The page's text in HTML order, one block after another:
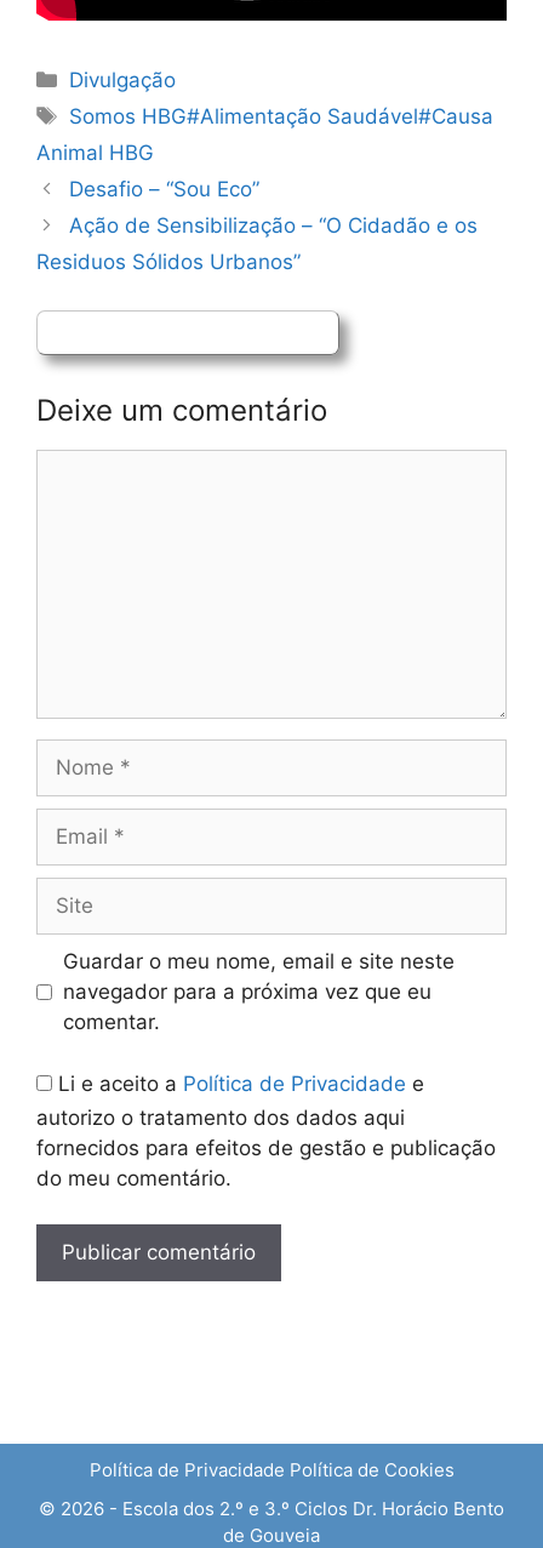
Categorias
Divulgação
Etiquetas
Somos HBG#Alimentação Saudável#Causa
Animal HBG
Navegação
de
artigos
Desafio – “Sou Eco”
Ação de Sensibilização – “O Cidadão e os
Residuos Sólidos Urbanos”
Deixe um comentário
Nome
Email
Site
Guardar o meu nome, email e site neste
navegador para a próxima vez que eu
comentar.
Li e aceito a Política de Privacidade e
autorizo o tratamento dos dados aqui
fornecidos para efeitos de gestão e publicação
do meu comentário.
Política de Privacidade Política de Cookies
© 2026 - Escola dos 2.º e 3.º Ciclos Dr. Horácio Bento
de Gouveia